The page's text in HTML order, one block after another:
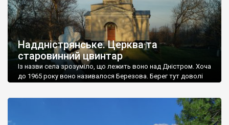
Наддністрянське. Церква та
старовинний цвинтар
Із назви села зрозуміло, що лежить воно над Дністром. Хоча
до 1965 року воно називалося Березова. Берег тут доволі
Наддністрянське відрізняється від більшості навколишніх
сіл. У селі є мурована Михайлівська церква. Точної дати […]